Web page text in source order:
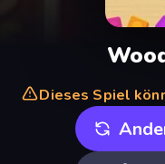
Dieses Spiel